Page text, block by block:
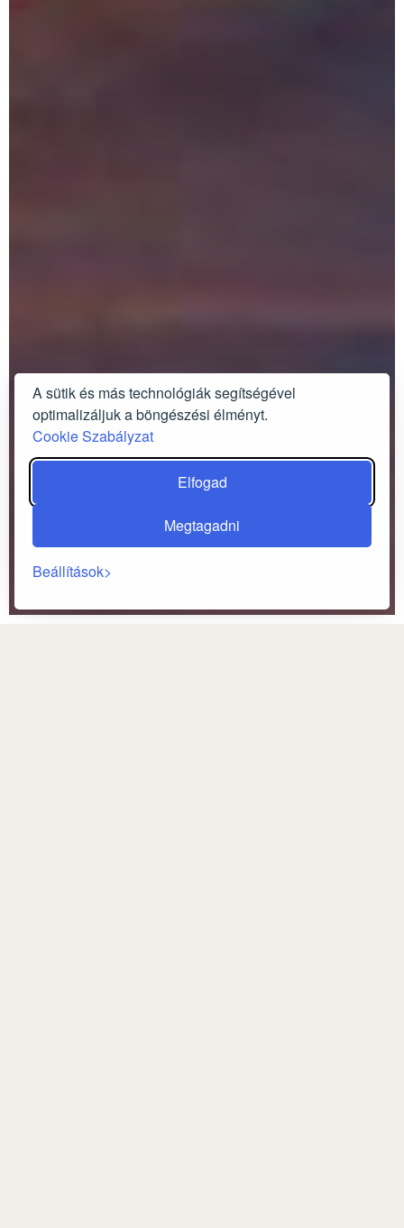
A sütik és más technológiák segítségével
optimalizáljuk a böngészési élményt.
Cookie Szabályzat
Elfogad
Megtagadni
Beállítások